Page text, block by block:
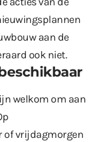
aan de
ook niet.
welkom om aan
of vrijdagmorgen